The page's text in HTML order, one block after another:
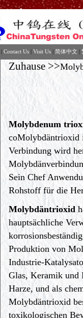
| Contact Us | Visit Us | 简体中文 |
Zuhause >>
Molybdenum
coMolybdäntrioxid
Verbindung wird
Sein Chef
Rohstoff für die
Molybdäntrioxid
hauptsächliche
Produktion von
Industrie-
Glas, Keramik und
Harze, und als
Molybdäntrioxid
toxikologischen